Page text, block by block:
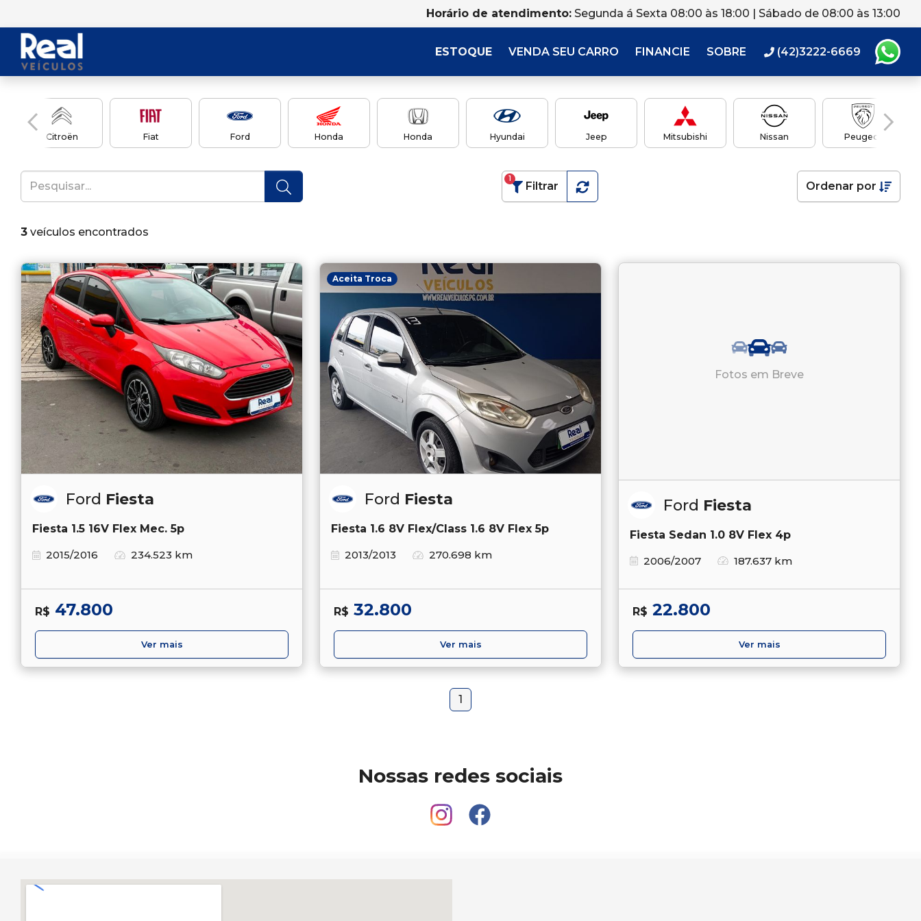
Horário de atendimento: Segunda á Sexta 08:00 às 18:00 | Sábado de 08:00 às 13:00
ESTOQUE VENDA SEU CARRO FINANCIE SOBRE (42)3222-6669
Citroën Fiat Ford Honda Honda Hyundai Jeep Mitsubishi Nissan Peugeot
Filtrar
1
Ordenar por
3 veículos encontrados
Ford Fiesta
Fiesta 1.5 16V Flex Mec. 5p
2015/2016
234.523 km
R$ 47.800
Ver mais
Aceita Troca
Ford Fiesta
Fiesta 1.6 8V Flex/Class 1.6 8V Flex 5p
2013/2013
270.698 km
R$ 32.800
Ver mais
Fotos em Breve
Ford Fiesta
Fiesta Sedan 1.0 8V Flex 4p
2006/2007
187.637 km
R$ 22.800
Ver mais
1
Nossas redes sociais